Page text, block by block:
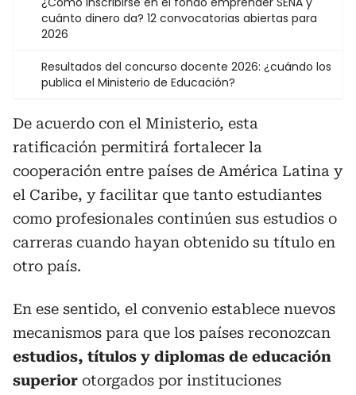
cuánto dinero da? 12 convocatorias abiertas para
2026
Resultados del concurso docente 2026: ¿cuándo los
publica el Ministerio de Educación?
De acuerdo con el Ministerio, esta
ratificación permitirá fortalecer la
cooperación entre países de América Latina y
el Caribe, y facilitar que tanto estudiantes
como profesionales continúen sus estudios o
carreras cuando hayan obtenido su título en
otro país.
En ese sentido, el convenio establece nuevos
mecanismos para que los países reconozcan
estudios, títulos y diplomas de educación
superior otorgados por instituciones